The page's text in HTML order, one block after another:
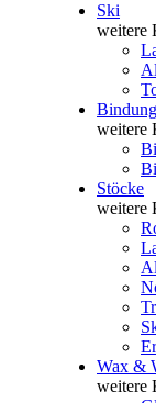
Ski
weitere
weitere
Stöcke
weitere
Wax &
weitere